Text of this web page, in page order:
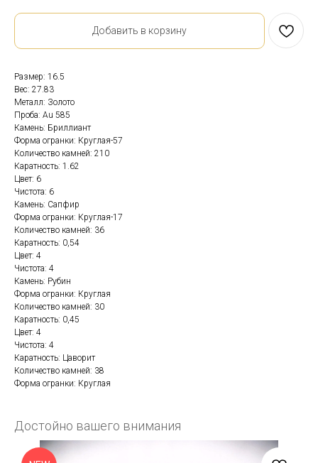
Добавить в корзину
Размер: 16.5
Вес: 27.83
Металл: Золото
Проба: Au 585
Камень: Бриллиант
Форма огранки: Круглая-57
Количество камней: 210
Каратность: 1.62
Цвет: 6
Чистота: 6
Камень: Сапфир
Форма огранки: Круглая-17
Количество камней: 36
Каратность: 0,54
Цвет: 4
Чистота: 4
Камень: Рубин
Форма огранки: Круглая
Количество камней: 30
Каратность: 0,45
Цвет: 4
Чистота: 4
Каратность: Цаворит
Количество камней: 38
Форма огранки: Круглая
Достойно вашего внимания